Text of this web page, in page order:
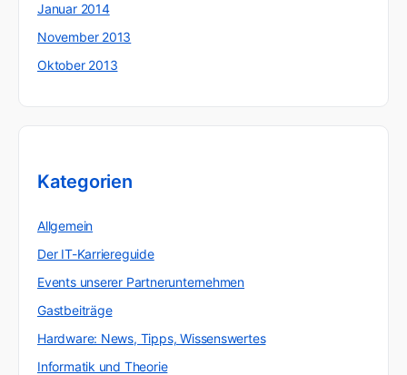
Januar 2014
November 2013
Oktober 2013
Kategorien
Allgemein
Der IT-Karriereguide
Events unserer Partnerunternehmen
Gastbeiträge
Hardware: News, Tipps, Wissenswertes
Informatik und Theorie